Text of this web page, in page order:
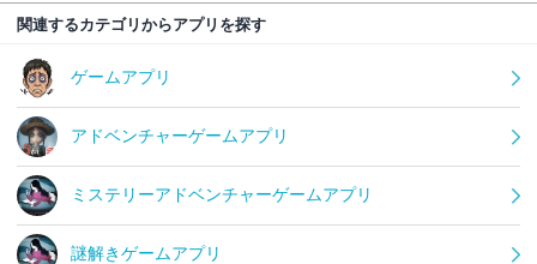
関連するカテゴリからアプリを探す
ゲームアプリ
アドベンチャーゲームアプリ
ミステリーアドベンチャーゲームアプリ
謎解きゲームアプリ